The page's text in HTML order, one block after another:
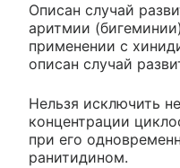
Описан случай
аритмии
применении с
описан случай
Нельзя исключить
концентрации
при его
ранитидином.